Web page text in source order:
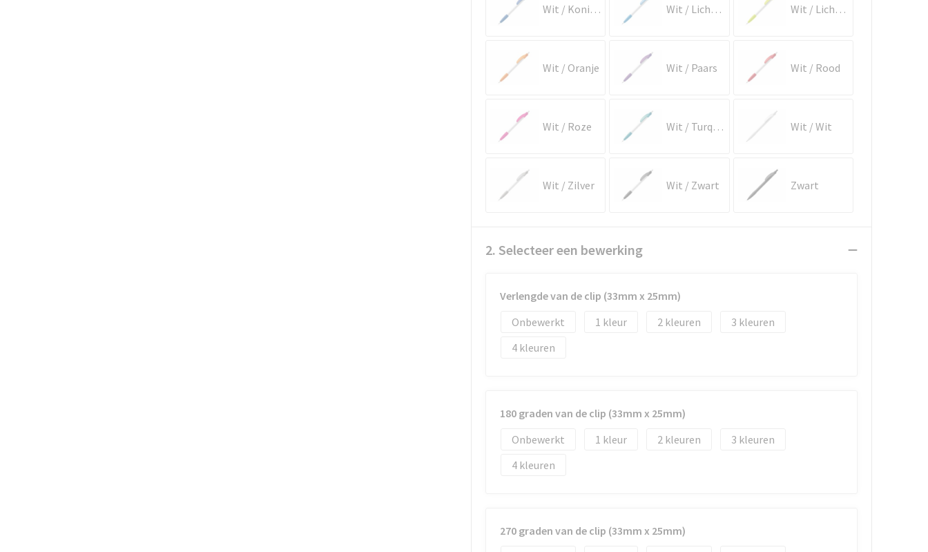
Wit / Koningsblauw Wit / Lichtblauw Wit / Lichtgroen
Wit / Oranje Wit / Paars Wit / Rood
Wit / Roze Wit / Turquoise Wit / Wit
Wit / Zilver Wit / Zwart Zwart
2. Selecteer een bewerking
Verlengde van de clip (33mm x 25mm)
Onbewerkt
1 2
3
4
180 graden van de clip (33mm x 25mm)
Onbewerkt
1 2
3
4
270 graden van de clip (33mm x 25mm)